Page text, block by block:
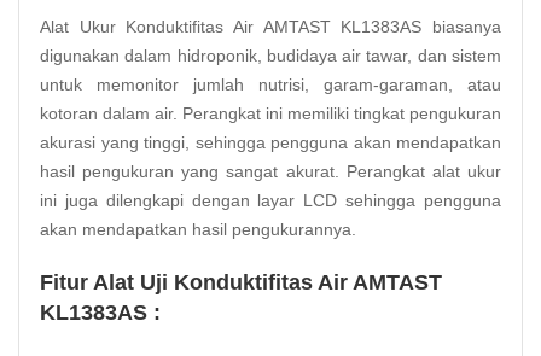
Alat Ukur Konduktifitas Air AMTAST KL1383AS biasanya
digunakan dalam hidroponik, budidaya air tawar, dan sistem
untuk memonitor jumlah nutrisi, garam-garaman, atau
kotoran dalam air. Perangkat ini memiliki tingkat pengukuran
akurasi yang tinggi, sehingga pengguna akan mendapatkan
hasil pengukuran yang sangat akurat. Perangkat alat ukur
ini juga dilengkapi dengan layar LCD sehingga pengguna
akan mendapatkan hasil pengukurannya.
Fitur Alat Uji Konduktifitas Air AMTAST
KL1383AS :